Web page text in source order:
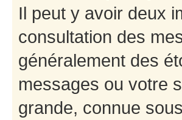
Il peut y avoir deux
consultation des
généralement des
messages ou votre
grande, connue